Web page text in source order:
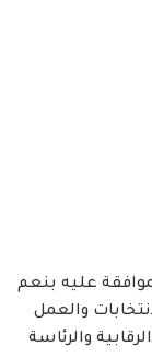
عليه بنعم
والعمل
والرئاسة